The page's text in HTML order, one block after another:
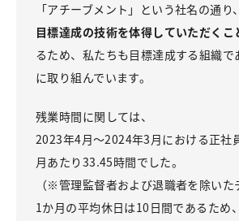
「アチーブメント」という社名の通り
目標達成の技術を体得していただくこ
るため、私たちも目標達成する組織で
に取り組んでいます。
残業時間に関しては、
2023年4月〜2024年3月における正社
月あたり33.45時間でした。
（※管理監督者および退職者を除いた
1か月の平均休日は10日間であるため